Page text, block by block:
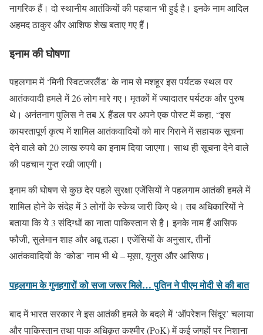
नागरिक हैं। दो स्थानीय आतंकियों की पहचान भी हुई है। इनके नाम आदिल
अहमद ठाकुर और आशिफ शेख बताए गए हैं।
इनाम की घोषणा
पहलगाम में ‘मिनी स्विटजरलैंड’ के नाम से मशहूर इस पर्यटक स्थल पर
आतंकवादी हमले में 26 लोग मारे गए। मृतकों में ज्यादातर पर्यटक और पुरुष
थे। अनंतनाग पुलिस ने तब X हैंडल पर अपने एक पोस्ट में कहा, “इस
कायरतापूर्ण कृत्य में शामिल आतंकवादियों को मार गिराने में सहायक सूचना
देने वाले को 20 लाख रुपये का इनाम दिया जाएगा। साथ ही सूचना देने वाले
की पहचान गुप्त रखी जाएगी।
इनाम की घोषण से कुछ देर पहले सुरक्षा एजेंसियों ने पहलगाम आतंकी हमले में
शामिल होने के संदेह में 3 लोगों के स्केच जारी किए थे। तब अधिकारियों ने
बताया कि ये 3 संदिग्धों का नाता पाकिस्तान से है। इनके नाम हैं आसिफ
फौजी, सुलेमान शाह और अबू तल्हा। एजेंसियों के अनुसार, तीनों
आतंकवादियों के ‘कोड’ नाम भी थे – मूसा, यूनुस और आसिफ।
पहलगाम के गुनहगारों को सजा जरूर मिले… पुतिन ने पीएम मोदी से की बात
बाद में भारत सरकार ने इस आतंकी हमले के बदले में ‘ऑपरेशन सिंदूर’ चलाया
और पाकिस्तान तथा पाक अधिकृत कश्मीर (PoK) में कई जगहों पर निशाना